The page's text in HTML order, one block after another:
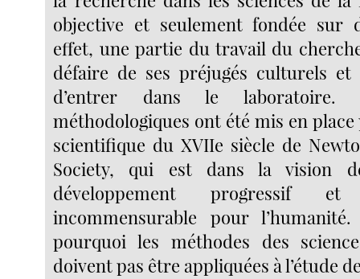
objective et seulement fondée sur
effet, une partie du travail du
défaire de ses préjugés culturels et
d’entrer dans le laboratoire.
méthodologiques ont été mis en
scientifique du XVIIe siècle de
Society, qui est dans la vision
développement progressif
incommensurable pour
pourquoi les méthodes des
doivent pas être appliquées à l’étude